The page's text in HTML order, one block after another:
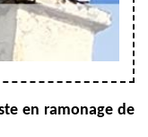
en ramonage de